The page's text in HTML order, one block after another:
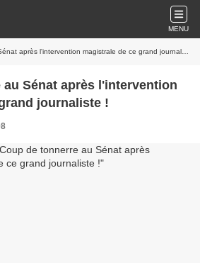
MENU
après l'intervention magistrale de ce grand journaliste !
Sénat après l'intervention
journaliste !